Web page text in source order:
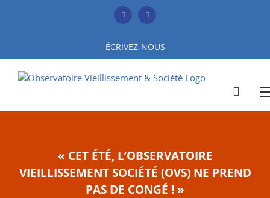
FacebookYouTube
ÉCRIVEZ-NOUS
« CET ÉTÉ, L’OBSERVATOIRE
VIEILLISSEMENT SOCIÉTÉ (OVS) NE PREND
PAS DE CONGÉ ! »